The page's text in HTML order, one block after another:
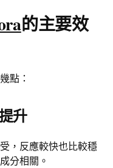
的主要效
點：
升
，反應較快也比較穩
分相關。